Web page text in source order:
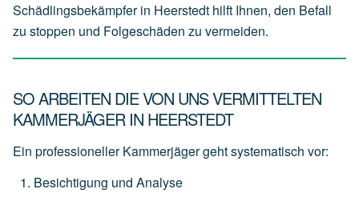
Schädlingsbekämpfer in Heerstedt hilft Ihnen, den Befall
zu stoppen und Folgeschäden zu vermeiden.
SO ARBEITEN DIE VON UNS VERMITTELTEN
KAMMERJÄGER IN HEERSTEDT
Ein professioneller Kammerjäger geht systematisch vor:
Besichtigung und Analyse